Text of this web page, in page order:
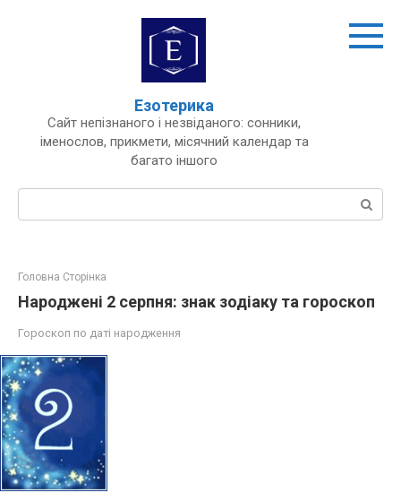
Езотерика
Сайт непізнаного і незвіданого: сонники,
іменослов, прикмети, місячний календар та
багато іншого
Пошук:
Головна Сторінка
Народжені 2 серпня: знак зодіаку та гороскоп
Гороскоп по даті народження